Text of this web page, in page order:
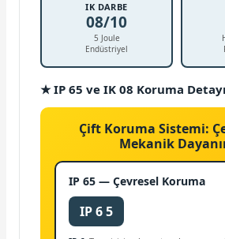
IK DARBE
08/10
5 Joule
Endüstriyel
★ IP 65 ve IK 08 Koruma
Çift Koruma Sistemi:
Mekanik
IP 65 — Çevresel Koruma
IP 6 5